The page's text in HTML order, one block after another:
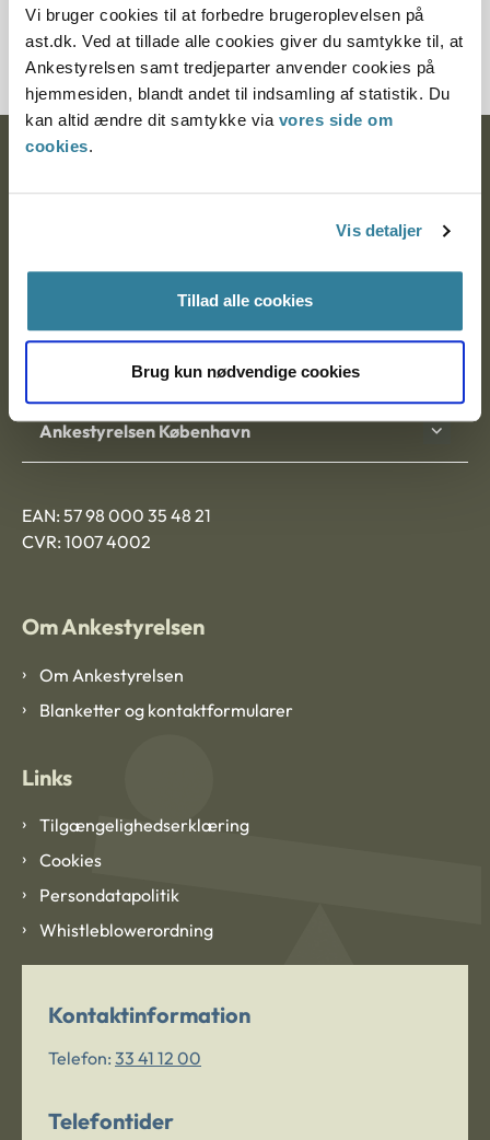
Vi bruger cookies til at forbedre brugeroplevelsen på
ast.dk. Ved at tillade alle cookies giver du samtykke til, at
Ankestyrelsen samt tredjeparter anvender cookies på
hjemmesiden, blandt andet til indsamling af statistik. Du
kan altid ændre dit samtykke via vores side om
cookies.
Vis detaljer
Tillad alle cookies
Brug kun nødvendige cookies
20414-88
Ankestyrelsen Aalborg
Ankestyrelsen København
EAN: 57 98 000 35 48 21
CVR: 1007 4002
Om Ankestyrelsen
Om Ankestyrelsen
Blanketter og kontaktformularer
Links
Tilgængelighedserklæring
Cookies
Persondatapolitik
Whistleblowerordning
Kontaktinformation
Telefon: 33 41 12 00
Telefontider